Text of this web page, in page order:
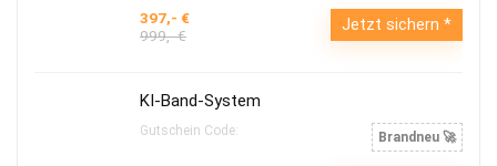
397,- €
999,- €
Jetzt sichern
KI-Band-System
Gutschein Code: Brandneu 🚀